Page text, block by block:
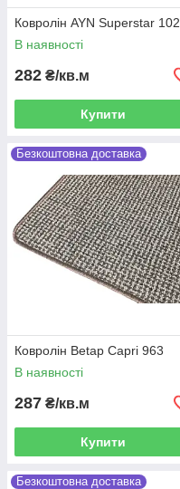
Ковролін AYN Superstar 102
В наявності
282 ₴/кв.м
Купити
Безкоштовна доставка
Ковролін Betap Capri 963
В наявності
287 ₴/кв.м
Купити
Безкоштовна доставка